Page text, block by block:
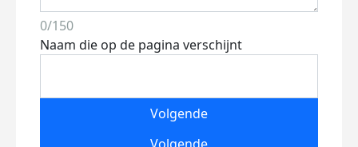
0/150
Naam die op de pagina verschijnt
Volgende